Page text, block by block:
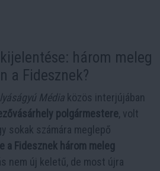
három meleg
a Fidesznek?
Média közös interjújában
polgármestere, volt
sokak számára meglepő
a Fidesznek három meleg
nem új keletű, de most újra